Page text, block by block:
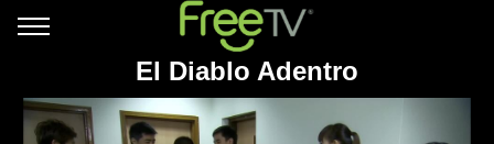
El Diablo Adentro